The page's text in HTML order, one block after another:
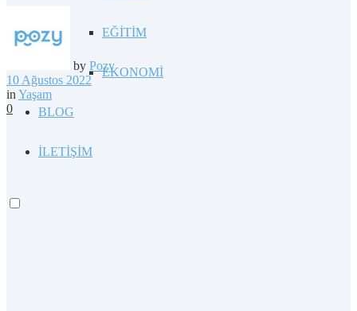
EĞİTİM
EKONOMİ
BLOG
İLETİŞİM
by Pozy
10 Ağustos 2022
in Yaşam
0